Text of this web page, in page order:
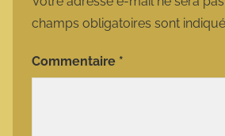
champs obligatoires sont
Commentaire *